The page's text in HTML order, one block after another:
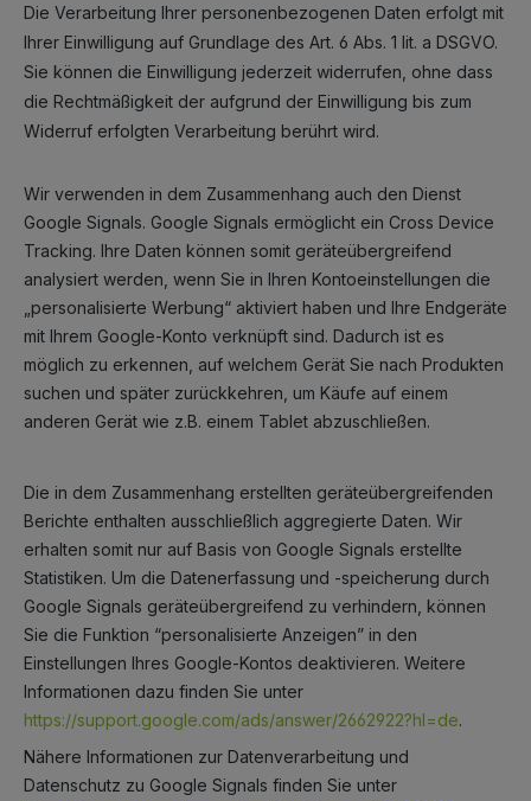
Die Verarbeitung Ihrer personenbezogenen Daten erfolgt mit
Ihrer Einwilligung auf Grundlage des Art. 6 Abs. 1 lit. a DSGVO.
Sie können die Einwilligung jederzeit widerrufen, ohne dass
die Rechtmäßigkeit der aufgrund der Einwilligung bis zum
Widerruf erfolgten Verarbeitung berührt wird.
Wir verwenden in dem Zusammenhang auch den Dienst
Google Signals. Google Signals ermöglicht ein Cross Device
Tracking. Ihre Daten können somit geräteübergreifend
analysiert werden, wenn Sie in Ihren Kontoeinstellungen die
„personalisierte Werbung“ aktiviert haben und Ihre Endgeräte
mit Ihrem Google-Konto verknüpft sind. Dadurch ist es
möglich zu erkennen, auf welchem Gerät Sie nach Produkten
suchen und später zurückkehren, um Käufe auf einem
anderen Gerät wie z.B. einem Tablet abzuschließen.
Die in dem Zusammenhang erstellten geräteübergreifenden
Berichte enthalten ausschließlich aggregierte Daten. Wir
erhalten somit nur auf Basis von Google Signals erstellte
Statistiken. Um die Datenerfassung und -speicherung durch
Google Signals geräteübergreifend zu verhindern, können
Sie die Funktion “personalisierte Anzeigen” in den
Einstellungen Ihres Google-Kontos deaktivieren. Weitere
Informationen dazu finden Sie unter
https://support.google.com/ads/answer/2662922?hl=de.
Nähere Informationen zur Datenverarbeitung und
Datenschutz zu Google Signals finden Sie unter